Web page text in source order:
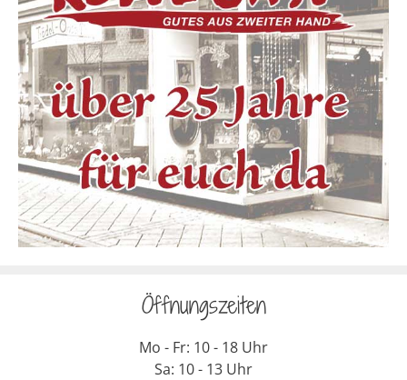
Öffnungszeiten
Mo - Fr: 10 - 18 Uhr
Sa: 10 - 13 Uhr